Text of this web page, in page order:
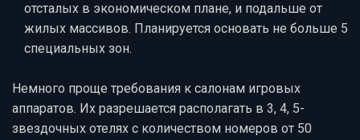
отсталых в экономическом плане, и подальше от
жилых массивов. Планируется основать не больше 5
специальных зон.
Немного проще требования к салонам игровых
аппаратов. Их разрешается располагать в 3, 4, 5-
звездочных отелях с количеством номеров от 50